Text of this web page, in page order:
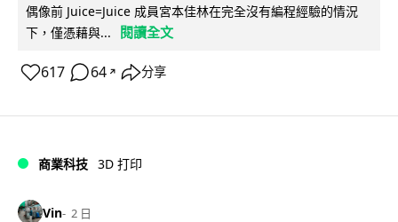
偶像前 Juice=Juice 成員宮本佳林在完全沒有編程經驗的情況
下，僅憑藉與...
閱讀全文
617 64 ↗ 分享
商業科技 3D 打印
Vin 2 日